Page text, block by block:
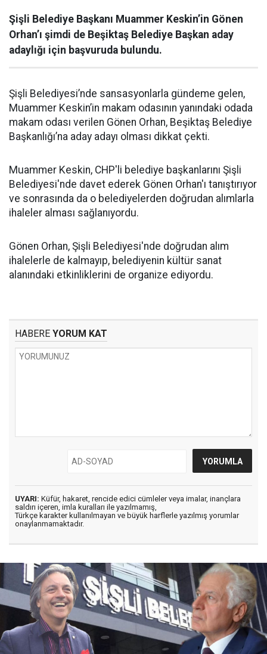
Şişli Belediye Başkanı Muammer Keskin’in Gönen
Orhan’ı şimdi de Beşiktaş Belediye Başkan aday
adaylığı için başvuruda bulundu.
Şişli Belediyesi’nde sansasyonlarla gündeme gelen,
Muammer Keskin’in makam odasının yanındaki odada
makam odası verilen Gönen Orhan, Beşiktaş Belediye
Başkanlığı’na aday adayı olması dikkat çekti.
Muammer Keskin, CHP'li belediye başkanlarını Şişli
Belediyesi'nde davet ederek Gönen Orhan'ı tanıştırıyor
ve sonrasında da o belediyelerden doğrudan alımlarla
ihaleler alması sağlanıyordu.
Gönen Orhan, Şişli Belediyesi'nde doğrudan alım
ihalelerle de kalmayıp, belediyenin kültür sanat
alanındaki etkinliklerini de organize ediyordu.
HABERE YORUM KAT
UYARI: Küfür, hakaret, rencide edici cümleler veya imalar, inançlara
saldırı içeren, imla kuralları ile yazılmamış,
Türkçe karakter kullanılmayan ve büyük harflerle yazılmış yorumlar
onaylanmamaktadır.